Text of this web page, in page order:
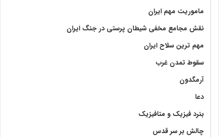
ماموریت مهم ایران
نقش مجامع مخفی شیطان پرستی در جنگ ایران
مهم ترین سلاح ایران
سقوط تمدن غرب
آرمگدون
دعا
بنرد فیزیک و متافیزیک
چالش بر سر قدس